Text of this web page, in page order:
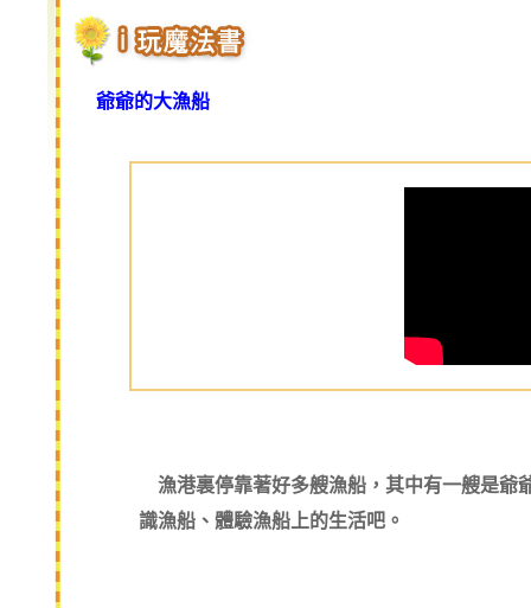
爺爺的大漁船
漁港裏停靠著好多艘漁船，其中有一艘是爺
識漁船、體驗漁船上的生活吧。